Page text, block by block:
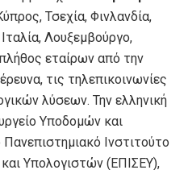
Τσεχία, Φινλανδία,
Λουξεμβούργο,
εταίρων από την
τις τηλεπικοινωνίες
λύσεων. Την ελληνική
Υποδομών και
Ινστιτούτο
Υπολογιστών (ΕΠΙΣΕΥ),